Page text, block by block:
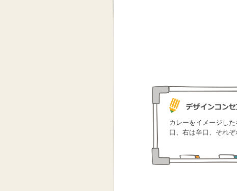
カレーをイメージし
口、右は辛口、それ